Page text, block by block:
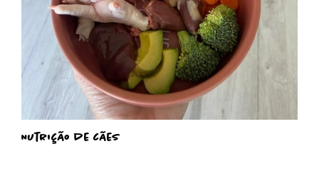
Nutrição de cães